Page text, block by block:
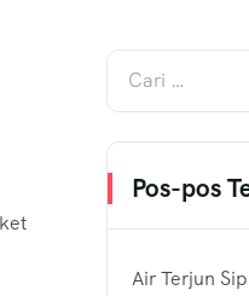
Pos-pos
Air Terjun